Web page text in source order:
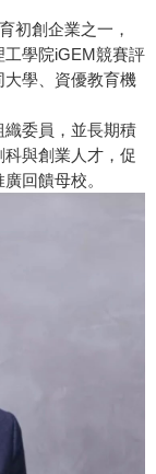
初創企業之一，
學院iGEM競賽評
學、資優教育機
委員，並長期積
與創業人才，促
回饋母校。